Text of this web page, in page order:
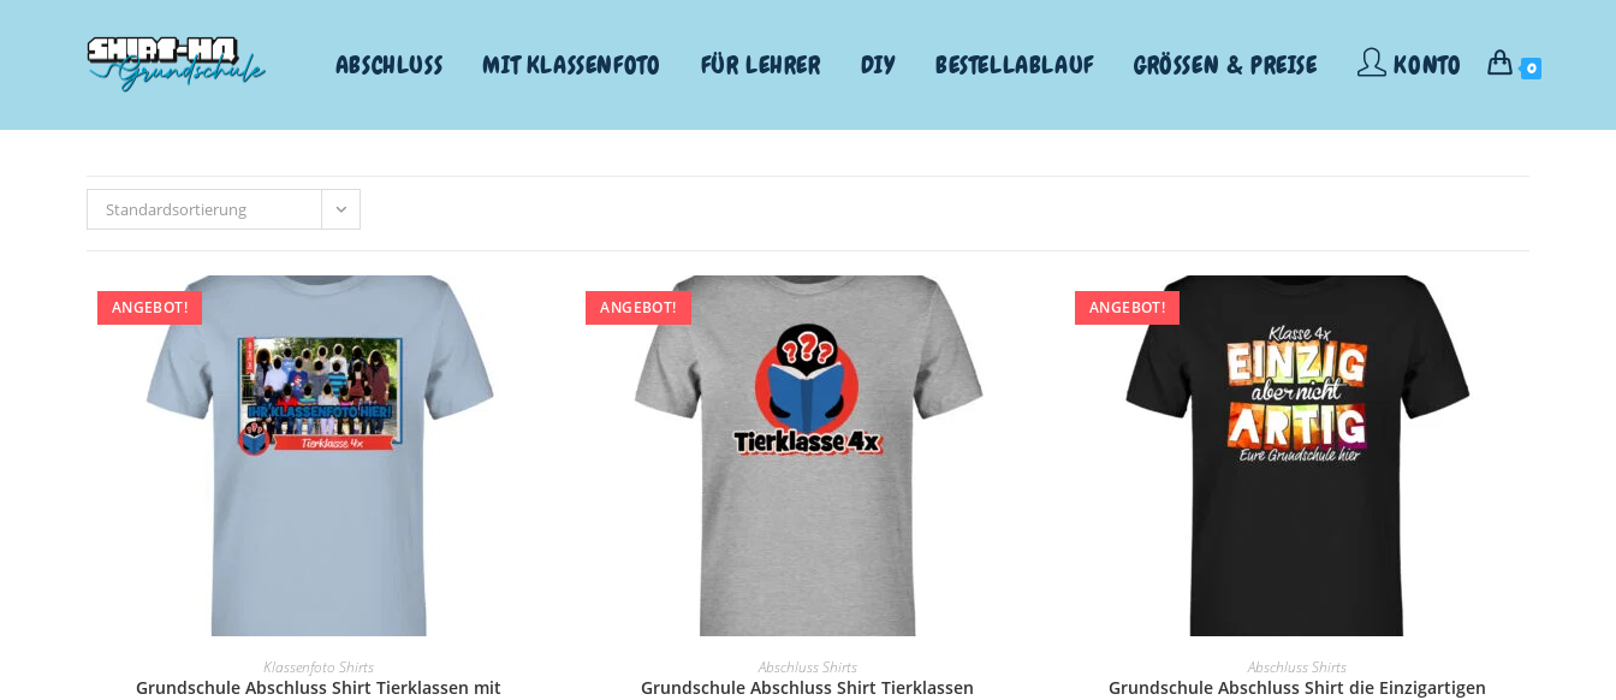
ABSCHLUSS MIT KLASSENFOTO FÜR LEHRER DIY BESTELLABLAUF GRÖSSEN & PREISE KONTO 0
Standardsortierung
ANGEBOT!
AUSFÜHRUNG WÄHLEN
Klassenfoto Shirts
Grundschule Abschluss Shirt Tierklassen mit
ANGEBOT!
AUSFÜHRUNG WÄHLEN
Abschluss Shirts
Grundschule Abschluss Shirt Tierklassen
ANGEBOT!
AUSFÜHRUNG WÄHLEN
Abschluss Shirts
Grundschule Abschluss Shirt die Einzigartigen